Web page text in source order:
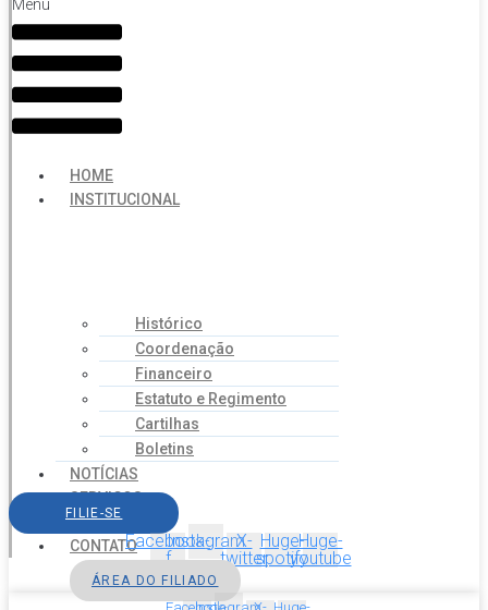
Menu
HOME
INSTITUCIONAL
Histórico
Coordenação
Financeiro
Estatuto e Regimento
Cartilhas
Boletins
NOTÍCIAS
SERVIÇOS
AGENDA
CONTATO
FILIE-SE
Facebook-
f
InstagramX-
twitter
Huge-
spotify
Huge-
youtube
ÁREA DO FILIADO